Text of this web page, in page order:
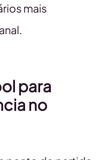
mais
para
no